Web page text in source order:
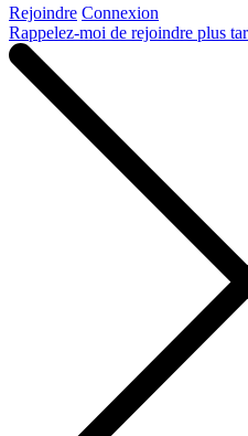
Rejoindre Connexion
Rappelez-moi de rejoindre plus